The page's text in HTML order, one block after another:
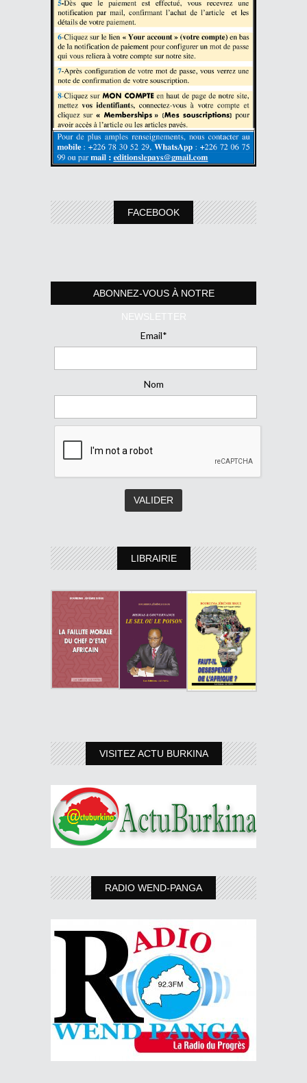
FACEBOOK
ABONNEZ-VOUS À NOTRE
NEWSLETTER
Email*
Nom
LIBRAIRIE
VISITEZ ACTU BURKINA
RADIO WEND-PANGA